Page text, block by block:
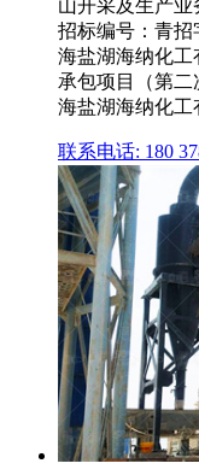
山开采及生产业
招标编号：青招
海盐湖海纳化工
承包项目（第二
海盐湖海纳化工
联系电话: 180